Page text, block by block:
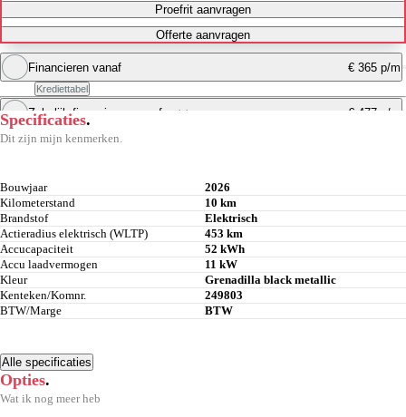
Proefrit aanvragen
Offerte aanvragen
Financieren vanaf € 365 p/m
Krediettabel
Zakelijk financieren vanaf excl. btw € 477 p/m
Specificaties.
Dit zijn mijn kenmerken.
Bouwjaar
2026
Kilometerstand
10 km
Brandstof
Elektrisch
Actieradius elektrisch (WLTP)
453 km
Accucapaciteit
52 kWh
Accu laadvermogen
11 kW
Kleur
Grenadilla black metallic
Kenteken/Komnr.
249803
BTW/Marge
BTW
Alle specificaties
Opties.
Wat ik nog meer heb